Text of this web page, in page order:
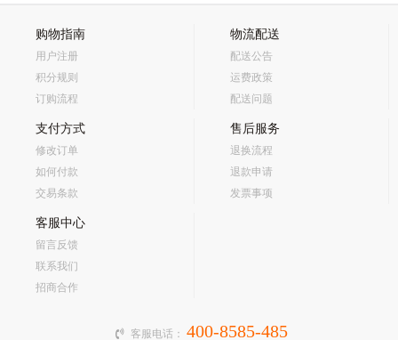
购物指南
用户注册
积分规则
订购流程
物流配送
配送公告
运费政策
配送问题
支付方式
修改订单
如何付款
交易条款
售后服务
退换流程
退款申请
发票事项
客服中心
留言反馈
联系我们
招商合作
客服电话： 400-8585-485